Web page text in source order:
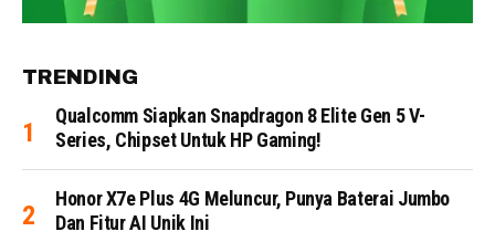
TRENDING
Qualcomm Siapkan Snapdragon 8 Elite Gen 5 V-
Series, Chipset Untuk HP Gaming!
Honor X7e Plus 4G Meluncur, Punya Baterai Jumbo
Dan Fitur AI Unik Ini